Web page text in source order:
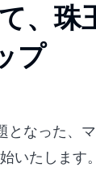
、珠
プ
となった、
いたします